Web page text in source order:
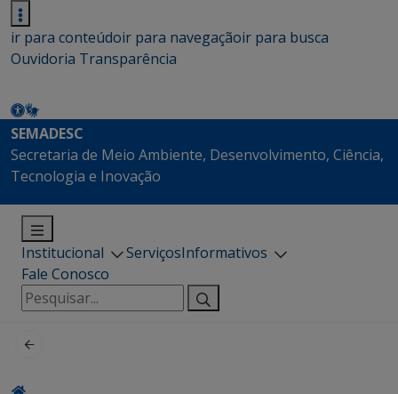
ir para conteúdoir para navegaçãoir para busca
Ouvidoria Transparência
SEMADESC
Secretaria de Meio Ambiente, Desenvolvimento, Ciência,
Tecnologia e Inovação
Institucional ServiçosInformativos
Fale Conosco
Pesquisar
por: